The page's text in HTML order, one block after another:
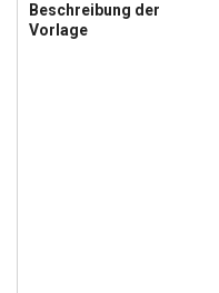
Beschreibung der
Vorlage